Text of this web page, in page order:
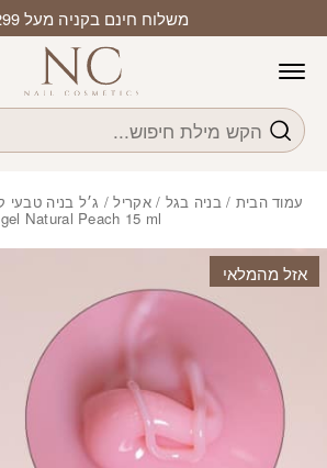
משלוח חינם בקניה מעל ₪299!
חיפוש
עמוד הבית /בניה בגל / אקריל
gel Natural Peach 15 ml
אזל מהמלאי